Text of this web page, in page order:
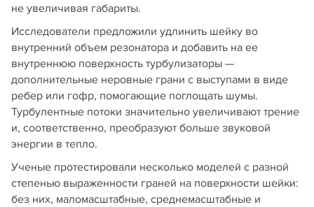
не увеличивая габариты.
Исследователи предложили удлинить шейку во
внутренний объем резонатора и добавить на ее
внутреннюю поверхность турбулизаторы —
дополнительные неровные грани с выступами в виде
ребер или гофр, помогающие поглощать шумы.
Турбулентные потоки значительно увеличивают трение
и, соответственно, преобразуют больше звуковой
энергии в тепло.
Ученые протестировали несколько моделей с разной
степенью выраженности граней на поверхности шейки:
без них, маломасштабные, среднемасштабные и